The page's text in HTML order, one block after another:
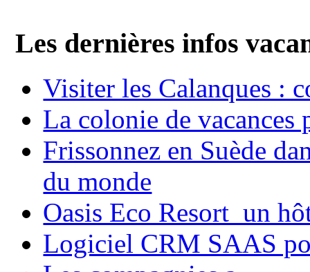
Les dernières infos
Visiter les Calanques :
La colonie de vacances
Frissonnez en Suède
du monde
Oasis Eco Resort un
Logiciel CRM SAAS